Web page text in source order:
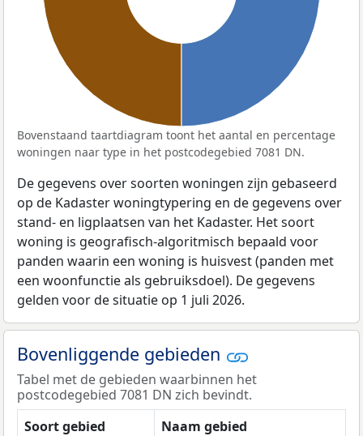
Bovenstaand taartdiagram toont het aantal en percentage
woningen naar type in het postcodegebied 7081 DN.
De gegevens over soorten woningen zijn gebaseerd
op de Kadaster woningtypering en de gegevens over
stand- en ligplaatsen van het Kadaster. Het soort
woning is geografisch-algoritmisch bepaald voor
panden waarin een woning is huisvest (panden met
een woonfunctie als gebruiksdoel). De gegevens
gelden voor de situatie op 1 juli 2026.
Bovenliggende gebieden
Tabel met de gebieden waarbinnen het
postcodegebied 7081 DN zich bevindt.
Soort gebied
Naam gebied